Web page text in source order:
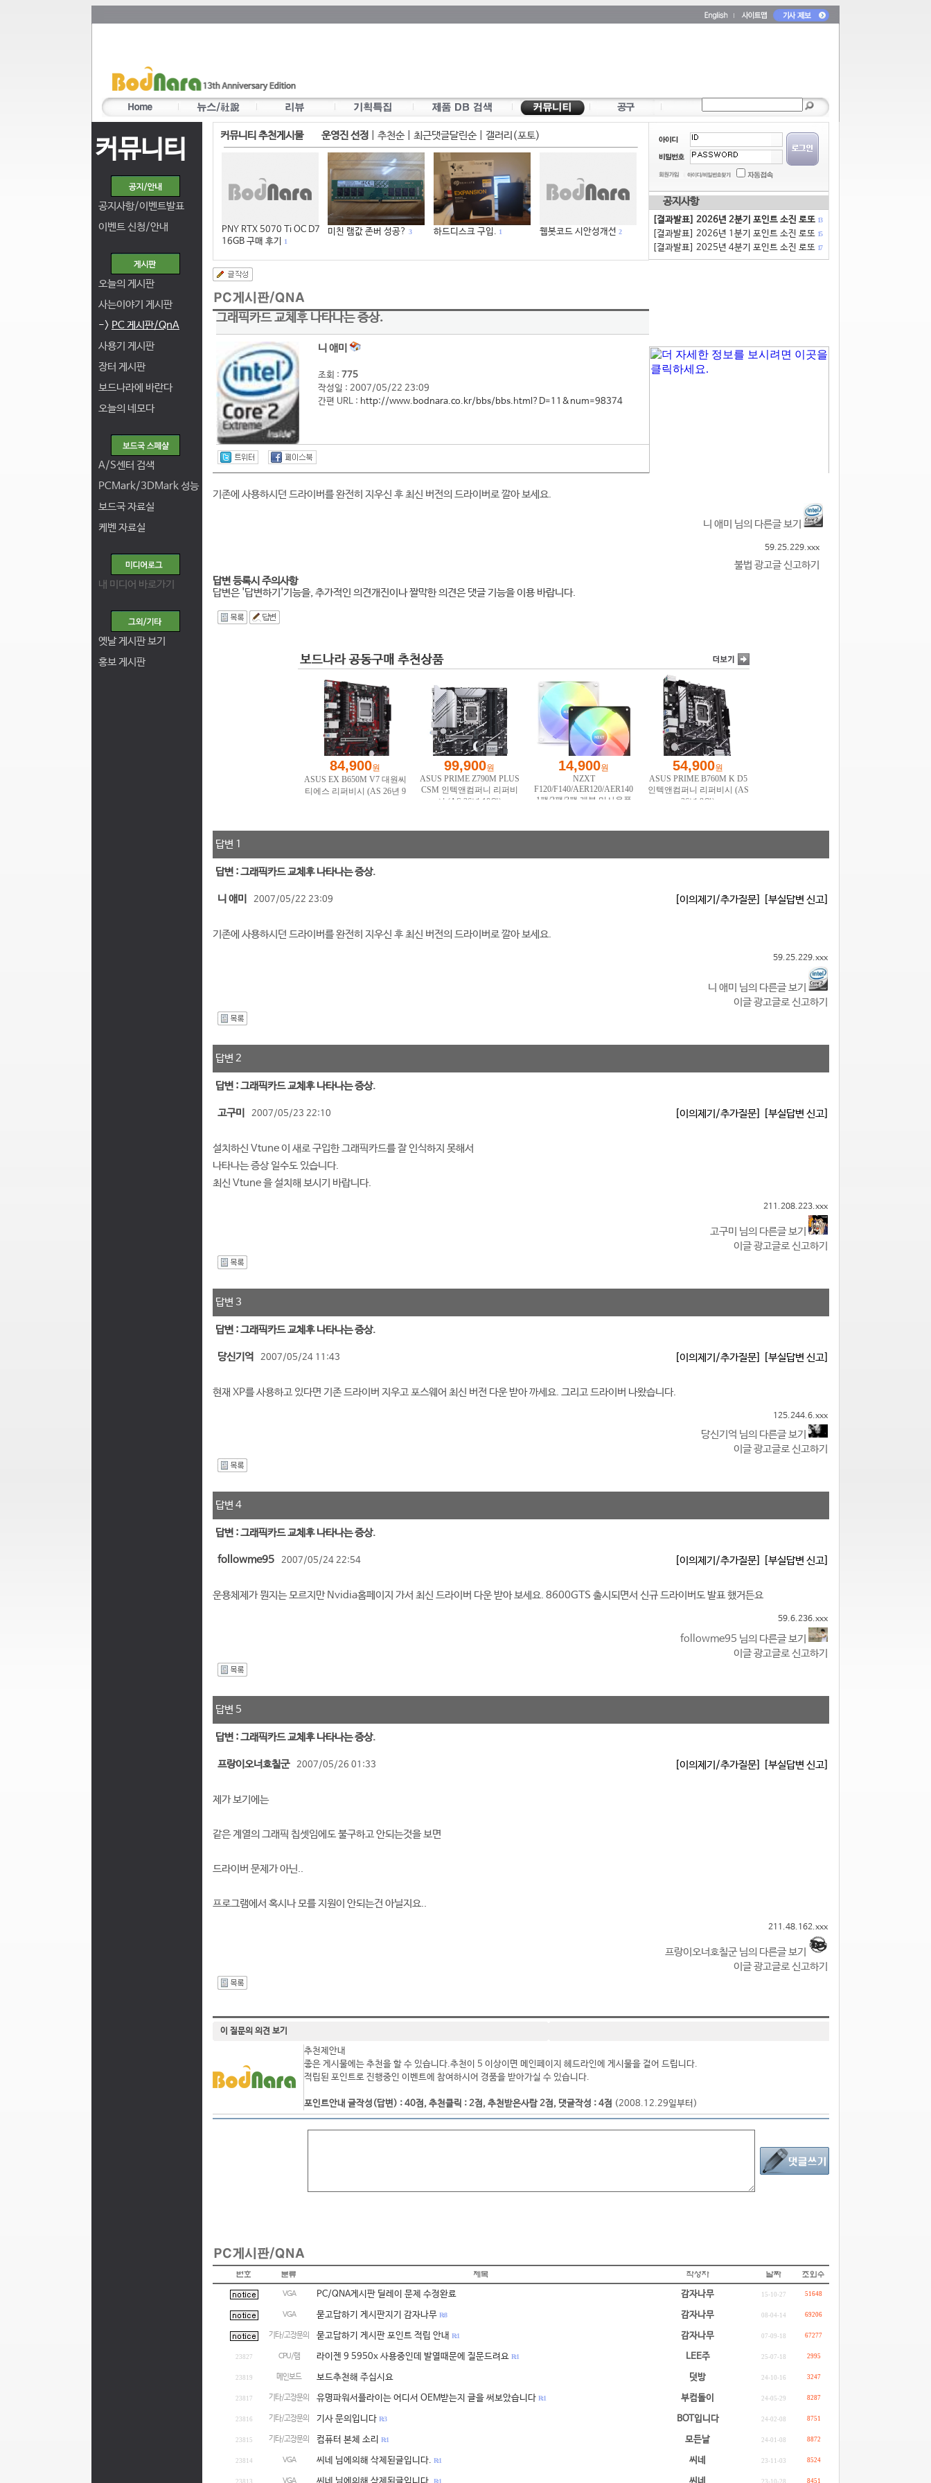
커뮤니티
공지사항/이벤트발표
이벤트 신청/안내
오늘의 게시판
사는이야기 게시판
-> PC 게시판/QnA
사용기 게시판
장터 게시판
보드나라에 바란다
오늘의 네모다
A/S센터 검색
PCMark/3DMark 성능
보드국 자료실
케벤 자료실
내 미디어 바로가기
옛날 게시판 보기
홍보 게시판
커뮤니티 추천게시물 운영진 선정 추천순| 최근댓글달린순| 갤러리(포토)
PNY RTX 5070 Ti OC D7
16GB 구매 후기
1
미친 램값 존버 성공? 3 하드디스크 구입. 1 웹봇코드 시안성개선 2
공지사항
[결과발표] 2026년 2분기 포인트 소진 로또 13
[결과발표] 2026년 1분기 포인트 소진 로또 15
[결과발표] 2025년 4분기 포인트 소진 로또 17
그래픽카드 교체후 나타나는 증상.
니 애미
조회 : 775
작성일 : 2007/05/22 23:09
간편 URL : http://www.bodnara.co.kr/bbs/bbs.html?D=11&num=98374
기존에 사용하시던 드라이버를 완전히 지우신 후 최신 버전의 드라이버로 깔아 보세요.
니 애미 님의 다른글 보기
59.25.229.xxx
불법 광고글 신고하기
답변 등록시 주의사항
답변은 '답변하기'기능을, 추가적인 의견개진이나 짤막한 의견은 댓글 기능을 이용 바랍니다.
답변 1
답변 : 그래픽카드 교체후 나타나는 증상.
니 애미 2007/05/22 23:09 [이의제기/추가질문] [부실답변 신고]
기존에 사용하시던 드라이버를 완전히 지우신 후 최신 버전의 드라이버로 깔아 보세요.
59.25.229.xxx
니 애미 님의 다른글 보기
이글 광고글로 신고하기
답변 2
답변 : 그래픽카드 교체후 나타나는 증상.
고구미 2007/05/23 22:10 [이의제기/추가질문] [부실답변 신고]
설치하신 Vtune 이 새로 구입한 그래픽카드를 잘 인식하지 못해서
나타나는 증상 일수도 있습니다.
최신 Vtune 을 설치해 보시기 바랍니다.
211.208.223.xxx
고구미 님의 다른글 보기
이글 광고글로 신고하기
답변 3
답변 : 그래픽카드 교체후 나타나는 증상.
당신기억 2007/05/24 11:43 [이의제기/추가질문] [부실답변 신고]
현재 XP를 사용하고 있다면 기존 드라이버 지우고 포스웨어 최신 버전 다운 받아 까세요. 그리고 드라이버 나왔습니다.
125.244.6.xxx
당신기억 님의 다른글 보기
이글 광고글로 신고하기
답변 4
답변 : 그래픽카드 교체후 나타나는 증상.
followme95 2007/05/24 22:54 [이의제기/추가질문] [부실답변 신고]
운용체제가 뭔지는 모르지만 Nvidia홈페이지 가서 최신 드라이버 다운 받아 보세요. 8600GTS 출시되면서 신규 드라이버도 발표 했거든요
59.6.236.xxx
followme95 님의 다른글 보기
이글 광고글로 신고하기
답변 5
답변 : 그래픽카드 교체후 나타나는 증상.
프랑이오너호칠군 2007/05/26 01:33 [이의제기/추가질문] [부실답변 신고]
제가 보기에는
같은 계열의 그래픽 칩셋임에도 불구하고 안되는것을 보면
드라이버 문제가 아닌..
프로그램에서 혹시나 모를 지원이 안되는건 아닐지요..
211.48.162.xxx
프랑이오너호칠군 님의 다른글 보기
이글 광고글로 신고하기
이 질문의 의견 보기
추천제안내
좋은 게시물에는 추천을 할 수 있습니다.추천이 5 이상이면 메인페이지 헤드라인에 게시물을 걸어 드립니다.
적립된 포인트로 진행중인 이벤트에 참여하시어 경품을 받아가실 수 있습니다.
포인트안내 글작성(답변) : 40점, 추천클릭 : 2점, 추천받은사람 2점, 댓글작성 : 4점 (2008.12.29일부터)
VGA PC/QNA게시판 딜레이 문제 수정완료 감자나무 15-10-27 51648
VGA 묻고답하기 게시판지기 감자나무 R: 8 감자나무 08-04-14 69206
기타/고장문의 묻고답하기 게시판 포인트 적립 안내 R: 1 감자나무 07-09-18 67277
23827 CPU/램 라이젠 9 5950x 사용중인데 발열때문에 질문드려요 R: 1 LEE주 25-07-18 2995
23819 메인보드 보드추천해 주십시요 덧방 24-10-16 3247
23817 기타/고장문의 유명파워서플라이는 어디서 OEM받는지 글을 써보았습니다 R: 1 부컴돌이 24-05-29 8287
23816 기타/고장문의 기사 문의입니다 R: 3 BOT입니다 24-02-08 8751
23815 기타/고장문의 컴퓨터 본체 소리 R: 1 모든날 24-01-08 8872
23814 VGA 씨네 님에의해 삭제된글입니다. R: 1 씨네 23-11-03 8524
23813 VGA R: 1 23-10-28 8451